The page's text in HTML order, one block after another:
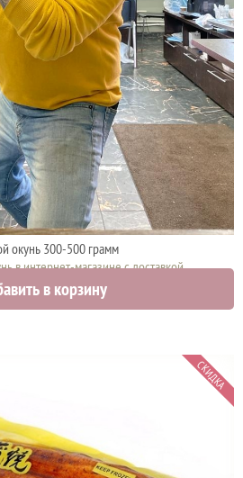
окунь 300-500 грамм
в интернет-магазине с доставкой
560 руб.в корзину
СКИДКА